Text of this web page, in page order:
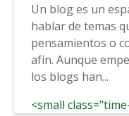
Un blog es un
hablar de temas
pensamientos o
afín. Aunque
los blogs han...
<small